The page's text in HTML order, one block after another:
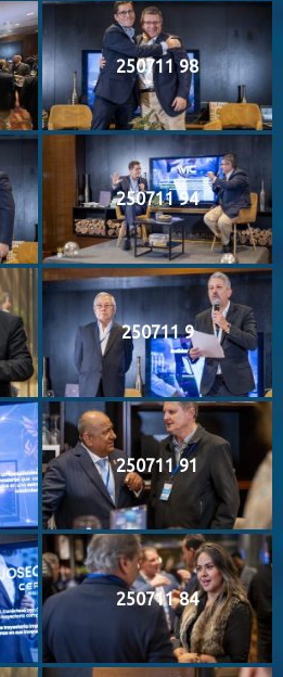
250711 98
250711 94
250711 9
250711 91
250711 84